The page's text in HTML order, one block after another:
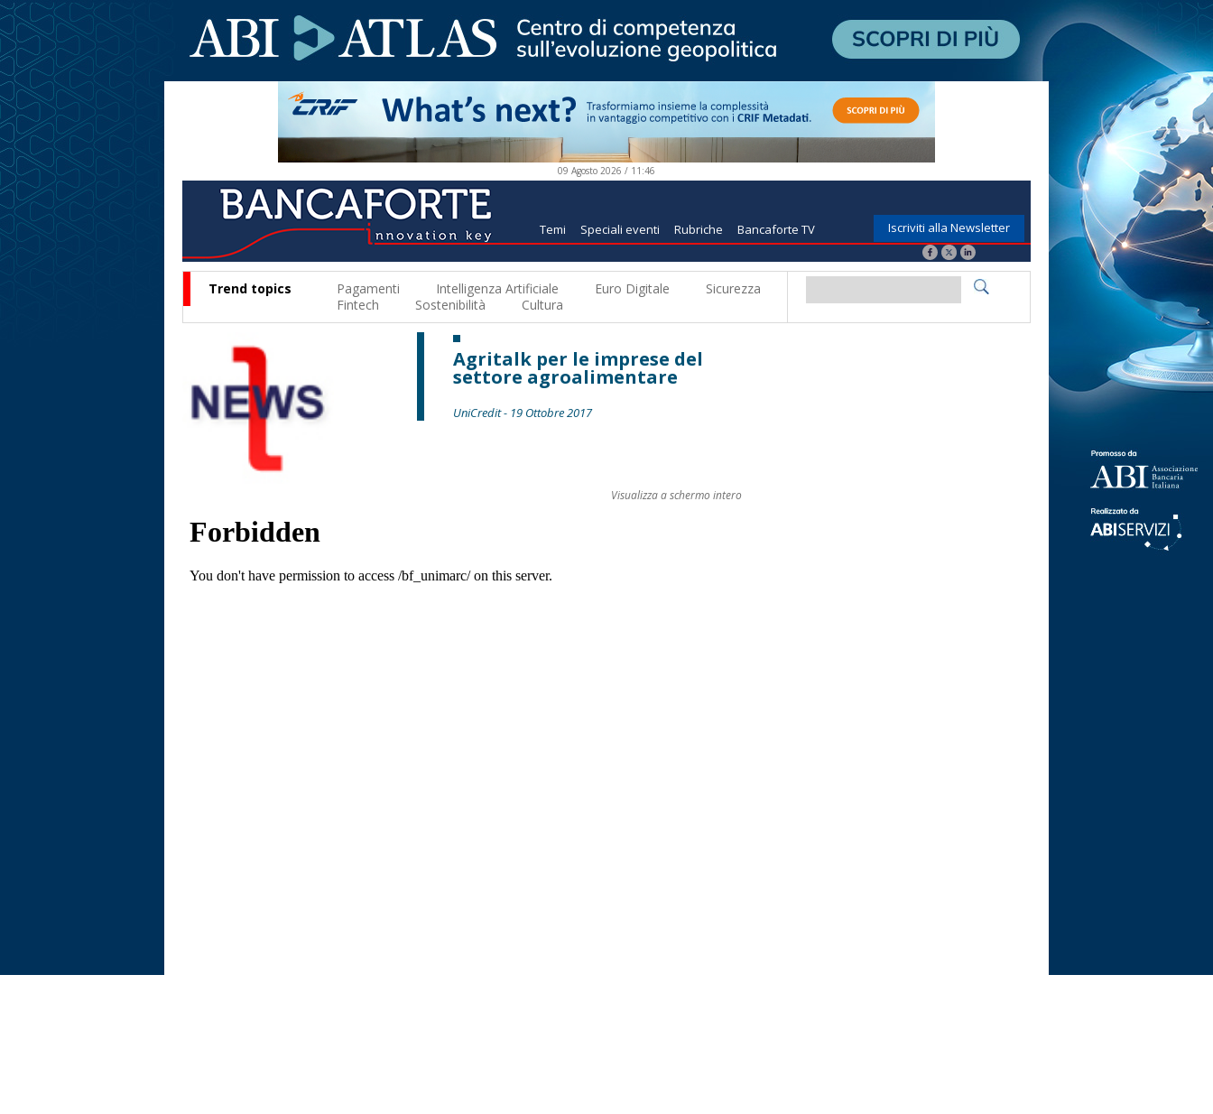
09 Agosto 2026 / 11:46
Temi Speciali eventi Rubriche Bancaforte TV Iscriviti alla Newsletter
Trend topics Pagamenti Intelligenza Artificiale Euro Digitale
Sicurezza
Fintech
Sostenibilità Cultura
Agritalk per le imprese del
settore agroalimentare
UniCredit - 19 Ottobre 2017
Visualizza a schermo intero